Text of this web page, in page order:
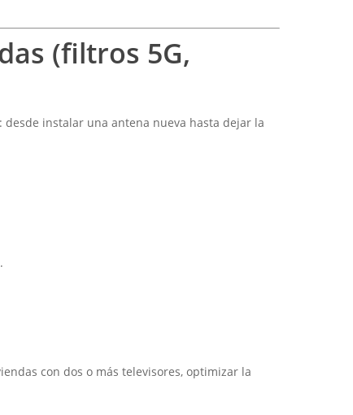
(filtros 5G,
instalar una antena nueva hasta dejar la
con dos o más televisores, optimizar la